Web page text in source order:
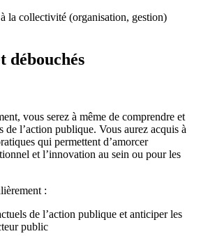
la collectivité (organisation, gestion)
débouchés
vous serez à même de comprendre et
de l’action publique. Vous aurez acquis à
qui permettent d’amorcer
et l’innovation au sein ou pour les
:
de l’action publique et anticiper les
public